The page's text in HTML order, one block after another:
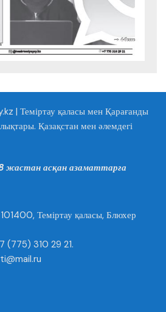
| Теміртау қаласы мен Қарағанды
Қазақстан мен әлемдегі
жастан асқан азаматтарға
101400, Теміртау қаласы, Блюхер
(775) 310 29 21.